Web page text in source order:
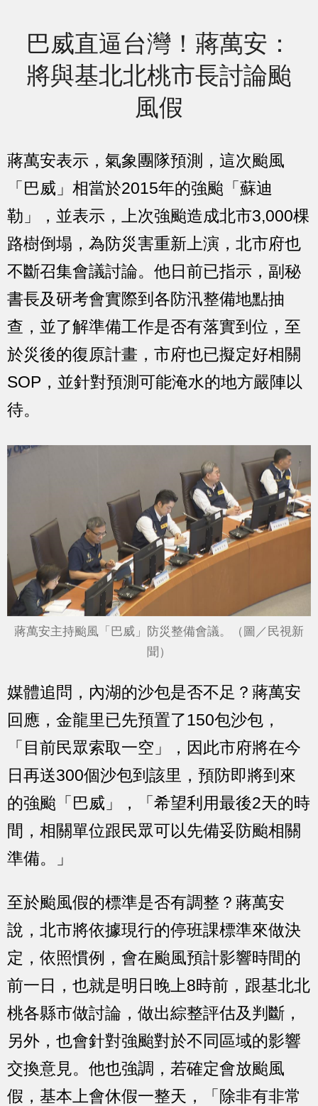
巴威直逼台灣！蔣萬安：
將與基北北桃市長討論颱
風假
蔣萬安表示，氣象團隊預測，這次颱風
「巴威」相當於2015年的強颱「蘇迪
勒」，並表示，上次強颱造成北市3,000棵
路樹倒塌，為防災害重新上演，北市府也
不斷召集會議討論。他日前已指示，副秘
書長及研考會實際到各防汛整備地點抽
查，並了解準備工作是否有落實到位，至
於災後的復原計畫，市府也已擬定好相關
SOP，並針對預測可能淹水的地方嚴陣以
待。
蔣萬安主持颱風「巴威」防災整備會議。（圖／民視新
聞）
媒體追問，內湖的沙包是否不足？蔣萬安
回應，金龍里已先預置了150包沙包，
「目前民眾索取一空」，因此市府將在今
日再送300個沙包到該里，預防即將到來
的強颱「巴威」，「希望利用最後2天的時
間，相關單位跟民眾可以先備妥防颱相關
準備。」
至於颱風假的標準是否有調整？蔣萬安
說，北市將依據現行的停班課標準來做決
定，依照慣例，會在颱風預計影響時間的
前一日，也就是明日晚上8時前，跟基北北
桃各縣市做討論，做出綜整評估及判斷，
另外，也會針對強颱對於不同區域的影響
交換意見。他也強調，若確定會放颱風
假，基本上會休假一整天，「除非有非常